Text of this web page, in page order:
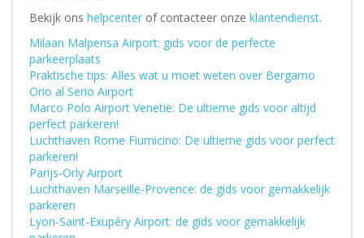
Bekijk ons helpcenter of contacteer onze klantendienst.
Milaan Malpensa Airport: gids voor de perfecte
parkeerplaats
Praktische tips: Alles wat u moet weten over Bergamo
Orio al Serio Airport
Marco Polo Airport Venetië: De ultieme gids voor altijd
perfect parkeren!
Luchthaven Rome Fiumicino: De ultieme gids voor perfect
parkeren!
Parijs-Orly Airport
Luchthaven Marseille-Provence: de gids voor gemakkelijk
parkeren
Lyon-Saint-Exupéry Airport: de gids voor gemakkelijk